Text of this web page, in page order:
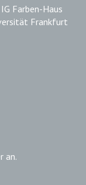
Farben-Haus
Frankfurt
an.